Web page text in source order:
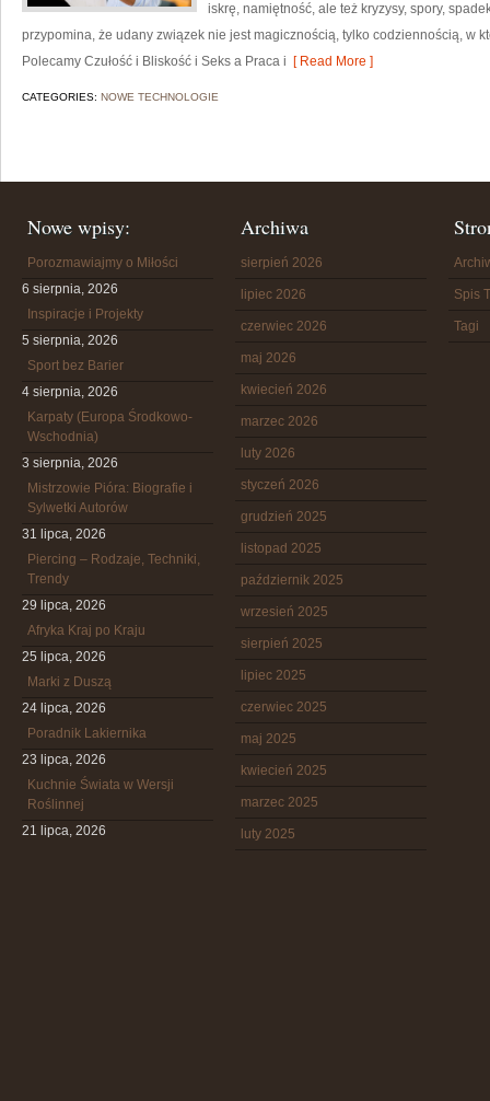
iskrę, namiętność, ale też kryzysy, spory,
przypomina, że udany związek nie jest magicznością, tylko codziennością, w
Polecamy Czułość i Bliskość i Seks a Praca i [ Read More ]
CATEGORIES: NOWE TECHNOLOGIE
Nowe wpisy:
Porozmawiajmy o Miłości
6 sierpnia, 2026
Inspiracje i Projekty
5 sierpnia, 2026
Sport bez Barier
4 sierpnia, 2026
Karpaty (Europa Środkowo-
Wschodnia)
3 sierpnia, 2026
Mistrzowie Pióra: Biografie i
Sylwetki Autorów
31 lipca, 2026
Piercing – Rodzaje, Techniki,
Trendy
29 lipca, 2026
Afryka Kraj po Kraju
25 lipca, 2026
Marki z Duszą
24 lipca, 2026
Poradnik Lakiernika
23 lipca, 2026
Kuchnie Świata w Wersji
Roślinnej
21 lipca, 2026
Archiwa
sierpień 2026
lipiec 2026
czerwiec 2026
maj 2026
kwiecień 2026
marzec 2026
luty 2026
styczeń 2026
grudzień 2025
listopad 2025
październik 2025
wrzesień 2025
sierpień 2025
lipiec 2025
czerwiec 2025
maj 2025
kwiecień 2025
marzec 2025
luty 2025
Spis
Tagi